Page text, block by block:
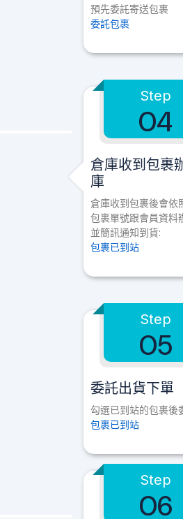
預先委託寄送包裹
委託包裹
Step
04
倉庫收到包裹
庫
倉庫收到包裹後會依
包裹單號跟會員資料
並簡訊通知到貨:
包裹已到站
Step
05
委託出貨下單
勾選已到站的包裹後
包裹已到站
Step
06